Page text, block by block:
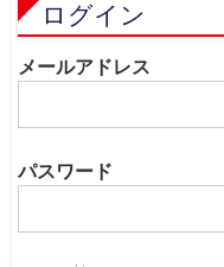
ログイン
メールアドレス
パスワード